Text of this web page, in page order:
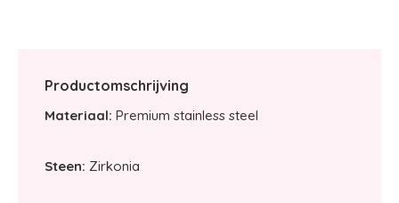
Productomschrijving
Materiaal: Premium stainless steel
Steen: Zirkonia